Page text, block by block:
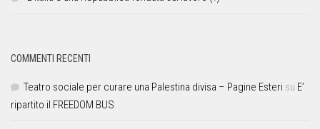
COMMENTI RECENTI
Teatro sociale per curare una Palestina divisa – Pagine Esteri su E’
ripartito il FREEDOM BUS